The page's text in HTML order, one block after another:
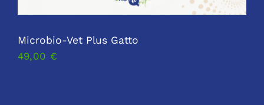
Microbio-Vet Plus Gatto
49,00 €